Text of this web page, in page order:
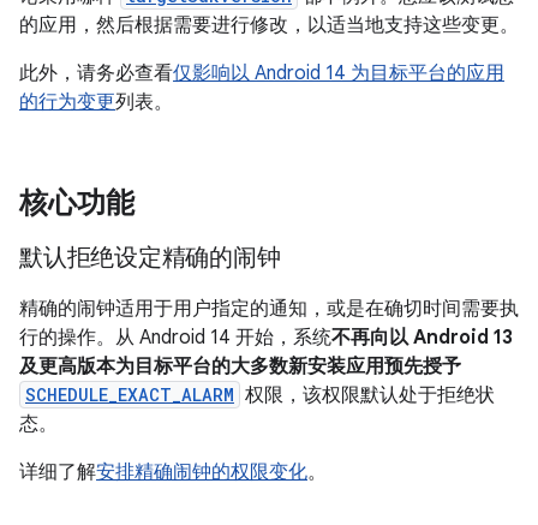
的应用，然后根据需要进行修改，以适当地支持这些变更。
此外，请务必查看仅影响以 Android 14 为目标平台的应用
的行为变更列表。
核心功能
默认拒绝设定精确的闹钟
精确的闹钟适用于用户指定的通知，或是在确切时间需要执
行的操作。从 Android 14 开始，系统不再向以 Android 13
及更高版本为目标平台的大多数新安装应用预先授予
SCHEDULE_EXACT_ALARM 权限，该权限默认处于拒绝状
态。
详细了解安排精确闹钟的权限变化。